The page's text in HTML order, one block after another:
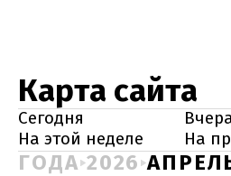
Карта сайта
Сегодня
На этой неделе
На
ГОДА 2026